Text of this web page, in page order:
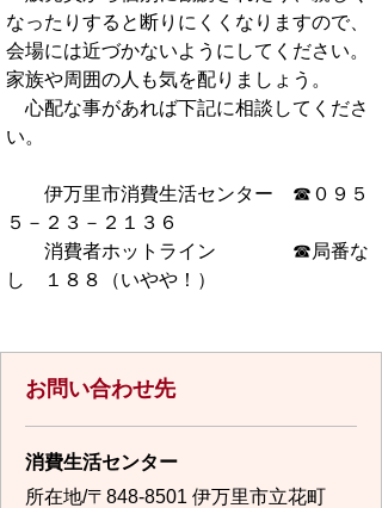
なったりすると断りにくくなりますので、
会場には近づかないようにしてください。
家族や周囲の人も気を配りましょう。
心配な事があれば下記に相談してくださ
い。
伊万里市消費生活センター ☎０９５
５－２３－２１３６
消費者ホットライン ☎局番な
し １８８（いやや！）
お問い合わせ先
消費生活センター
所在地/〒848-8501 伊万里市立花町